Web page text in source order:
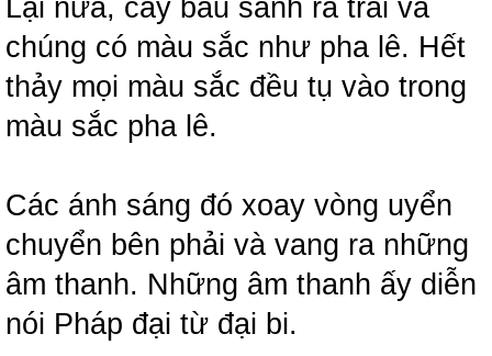
Lại nữa, cây báu sanh ra trái và
chúng có màu sắc như pha lê. Hết
thảy mọi màu sắc đều tụ vào trong
màu sắc pha lê.
Các ánh sáng đó xoay vòng uyển
chuyển bên phải và vang ra những
âm thanh. Những âm thanh ấy diễn
nói Pháp đại từ đại bi.